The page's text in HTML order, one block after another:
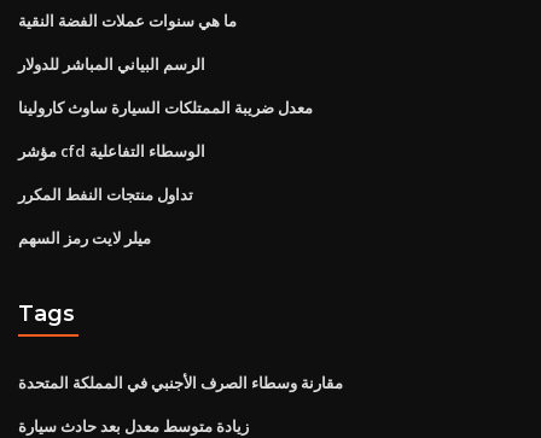
ما هي سنوات عملات الفضة النقية
الرسم البياني المباشر للدولار
معدل ضريبة الممتلكات السيارة ساوث كارولينا
مؤشر cfd الوسطاء التفاعلية
تداول منتجات النفط المكرر
ميلر لايت رمز السهم
Tags
مقارنة وسطاء الصرف الأجنبي في المملكة المتحدة
زيادة متوسط ​​معدل بعد حادث سيارة